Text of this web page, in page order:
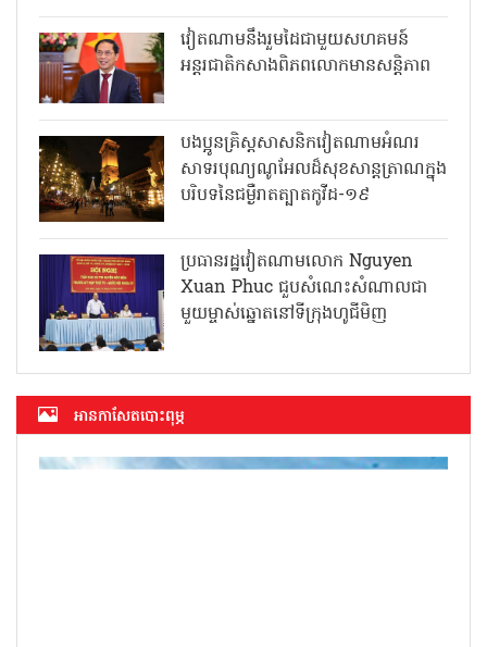
វៀតណាមនឹងរួមដៃជាមួយសហគមន៍
អន្តរជាតិកសាងពិភពលោកមានសន្តិភាព
បងប្អូនគ្រិស្តសាសនិកវៀតណាមអំណរ
សាទរបុណ្យណូអែលដ៏សុខសាន្តត្រាណក្នុង
បរិបទនៃជម្ងឺរាតត្បាតកូវីដ-១៩
ប្រធានរដ្ឋវៀតណាមលោក Nguyen
Xuan Phuc ជួបសំណេះសំណាលជា
មួយម្ចាស់ឆ្នោតនៅទីក្រុងហូជីមិញ
អាន​កាសែត​បោះពុម្ភ